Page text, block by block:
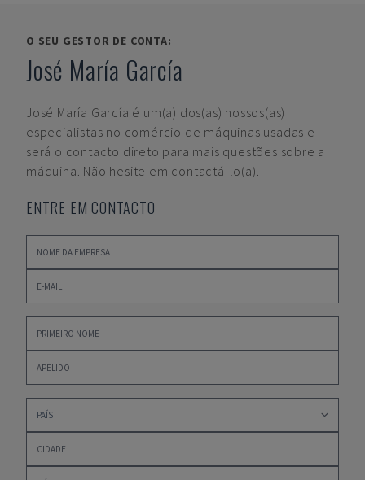
O SEU GESTOR DE CONTA:
José María García
José María García é um(a) dos(as) nossos(as)
especialistas no comércio de máquinas usadas e
será o contacto direto para mais questões sobre a
máquina. Não hesite em contactá-lo(a).
ENTRE EM CONTACTO